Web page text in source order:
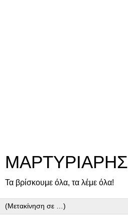
ΜΑΡΤΥΡΙΑΡΗΣ
Τα βρίσκουμε όλα, τα λέμε όλα!